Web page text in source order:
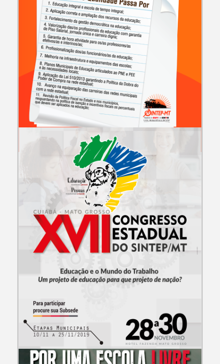
CAMPANHAS E EVENTOS
30 de Abril Paralisação Estadual